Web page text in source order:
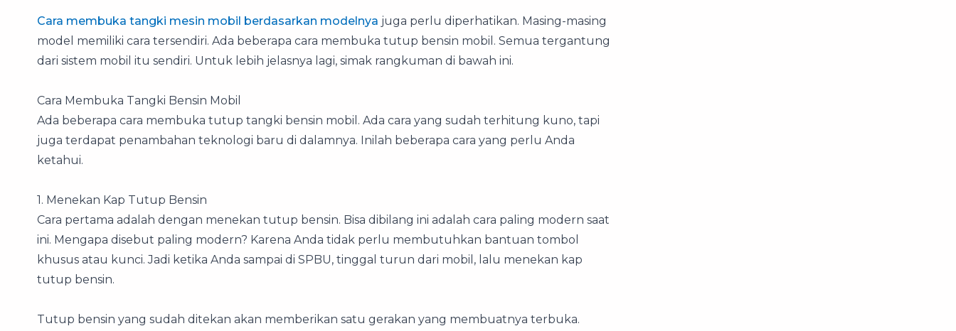
Cara membuka tangki mesin mobil berdasarkan modelnya juga perlu diperhatikan. Masing-masing
model memiliki cara tersendiri. Ada beberapa cara membuka tutup bensin mobil. Semua tergantung
dari sistem mobil itu sendiri. Untuk lebih jelasnya lagi, simak rangkuman di bawah ini.
Cara Membuka Tangki Bensin Mobil
Ada beberapa cara membuka tutup tangki bensin mobil. Ada cara yang sudah terhitung kuno, tapi
juga terdapat penambahan teknologi baru di dalamnya. Inilah beberapa cara yang perlu Anda
ketahui.
1. Menekan Kap Tutup Bensin
Cara pertama adalah dengan menekan tutup bensin. Bisa dibilang ini adalah cara paling modern saat
ini. Mengapa disebut paling modern? Karena Anda tidak perlu membutuhkan bantuan tombol
khusus atau kunci. Jadi ketika Anda sampai di SPBU, tinggal turun dari mobil, lalu menekan kap
tutup bensin.
Tutup bensin yang sudah ditekan akan memberikan satu gerakan yang membuatnya terbuka.